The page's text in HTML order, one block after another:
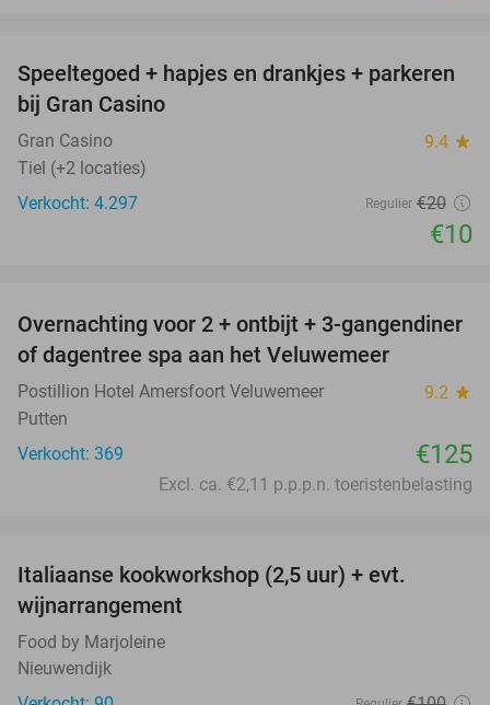
50%
Speeltegoed + hapjes en drankjes + parkeren
bij Gran Casino
Gran Casino 9.4 star
Tiel (+2 locaties)
Verkocht: 4.297
Regulier €20
€10
Overnachting voor 2 + ontbijt + 3-gangendiner
of dagentree spa aan het Veluwemeer
Postillion Hotel Amersfoort Veluwemeer 9.2 star
Putten
Verkocht: 369
€125
Excl. ca. €2,11 p.p.p.n. toeristenbelasting
Italiaanse kookworkshop (2,5 uur) + evt.
wijnarrangement
Food by Marjoleine
Nieuwendijk